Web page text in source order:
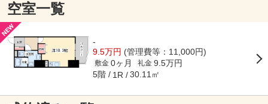
空室一覧
-
9.5万円 (管理費等：11,000円)
敷金 0ヶ月 礼金 9.5万円
5階 1R 30.11㎡